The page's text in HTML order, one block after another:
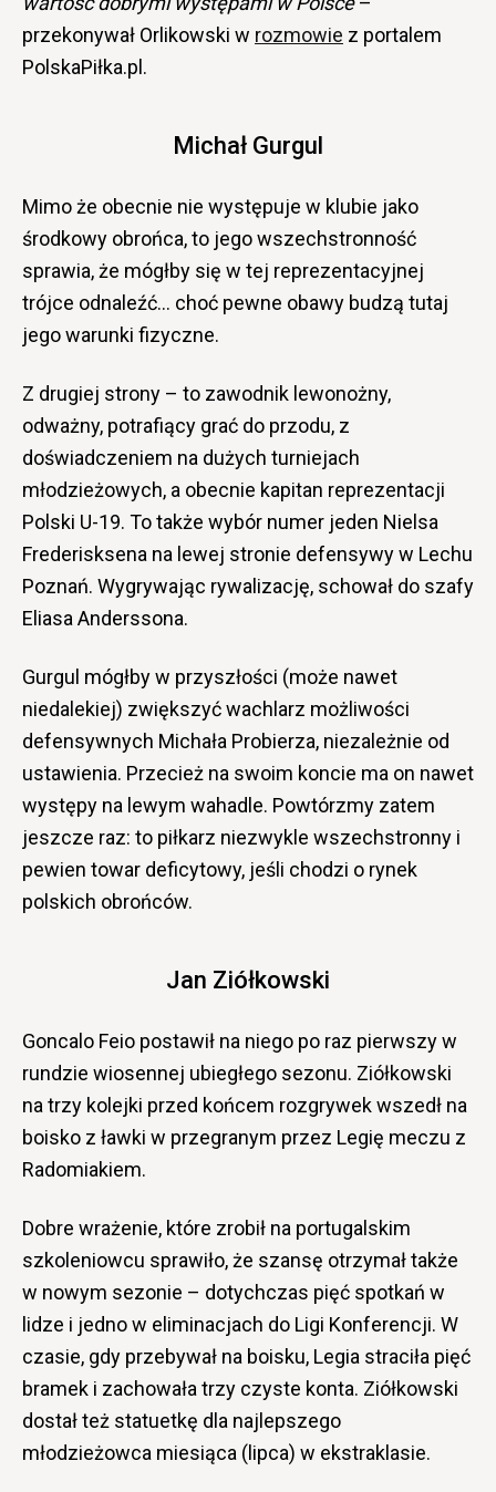
przekonywał Orlikowski w rozmowie z portalem
PolskaPiłka.pl.
Michał Gurgul
Mimo że obecnie nie występuje w klubie jako
środkowy obrońca, to jego wszechstronność
sprawia, że mógłby się w tej reprezentacyjnej
trójce odnaleźć… choć pewne obawy budzą tutaj
jego warunki fizyczne.
Z drugiej strony – to zawodnik lewonożny,
odważny, potrafiący grać do przodu, z
doświadczeniem na dużych turniejach
młodzieżowych, a obecnie kapitan reprezentacji
Polski U-19. To także wybór numer jeden Nielsa
Frederisksena na lewej stronie defensywy w Lechu
Poznań. Wygrywając rywalizację, schował do szafy
Eliasa Anderssona.
Gurgul mógłby w przyszłości (może nawet
niedalekiej) zwiększyć wachlarz możliwości
defensywnych Michała Probierza, niezależnie od
ustawienia. Przecież na swoim koncie ma on nawet
występy na lewym wahadle. Powtórzmy zatem
jeszcze raz: to piłkarz niezwykle wszechstronny i
pewien towar deficytowy, jeśli chodzi o rynek
polskich obrońców.
Jan Ziółkowski
Goncalo Feio postawił na niego po raz pierwszy w
rundzie wiosennej ubiegłego sezonu. Ziółkowski
na trzy kolejki przed końcem rozgrywek wszedł na
boisko z ławki w przegranym przez Legię meczu z
Radomiakiem.
Dobre wrażenie, które zrobił na portugalskim
szkoleniowcu sprawiło, że szansę otrzymał także
w nowym sezonie – dotychczas pięć spotkań w
lidze i jedno w eliminacjach do Ligi Konferencji. W
czasie, gdy przebywał na boisku, Legia straciła pięć
bramek i zachowała trzy czyste konta. Ziółkowski
dostał też statuetkę dla najlepszego
młodzieżowca miesiąca (lipca) w ekstraklasie.